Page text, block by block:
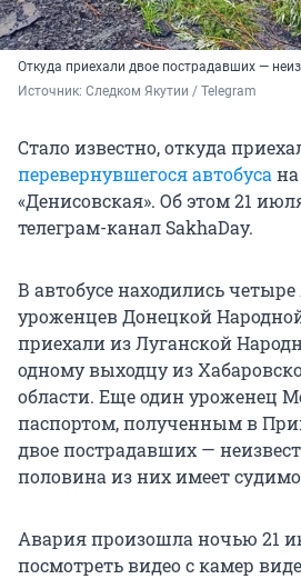
Откуда приехали двое пострадавших —
Источник: Следком Якутии / Telegram
Стало известно, откуда
перевернувшегося автобуса
«Денисовская». Об этом 21
телеграм-канал SakhaDay.
В автобусе находились
уроженцев Донецкой
приехали из Луганской
одному выходцу из
области. Еще один уроженец
паспортом, полученным в
двое пострадавших —
половина из них имеет
Авария произошла ночью 21
посмотреть видео с камер